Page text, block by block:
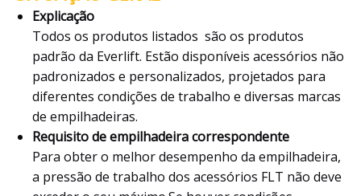
Explicação
Todos os produtos listados são os produtos
padrão da Everlift. Estão disponíveis acessórios não
padronizados e personalizados, projetados para
diferentes condições de trabalho e diversas marcas
de empilhadeiras.
Requisito de empilhadeira correspondente
Para obter o melhor desempenho da empilhadeira,
a pressão de trabalho dos acessórios FLT não deve